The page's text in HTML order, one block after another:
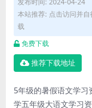
本站推荐: 点击访问并自
载
免费下载
推荐下载地址
5年级的暑假语文学
学五年级大语文学习